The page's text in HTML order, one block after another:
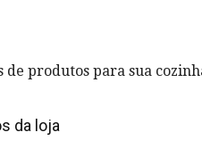
de produtos para sua
da loja